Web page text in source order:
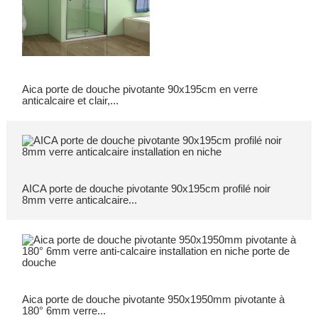
Aica porte de douche pivotante 90x195cm en verre
anticalcaire et clair,...
AICA porte de douche pivotante 90x195cm profilé noir
8mm verre anticalcaire...
Aica porte de douche pivotante 950x1950mm pivotante à
180° 6mm verre...